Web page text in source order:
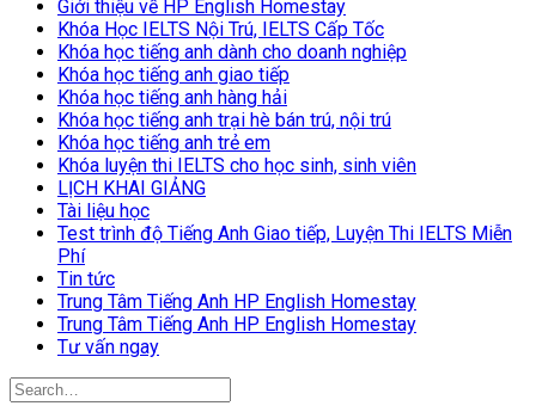
Giới thiệu về HP English Homestay
Khóa Học IELTS Nội Trú, IELTS Cấp Tốc
Khóa học tiếng anh dành cho doanh nghiệp
Khóa học tiếng anh giao tiếp
Khóa học tiếng anh hàng hải
Khóa học tiếng anh trại hè bán trú, nội trú
Khóa học tiếng anh trẻ em
Khóa luyện thi IELTS cho học sinh, sinh viên
LỊCH KHAI GIẢNG
Tài liệu học
Test trình độ Tiếng Anh Giao tiếp, Luyện Thi IELTS Miễn
Phí
Tin tức
Trung Tâm Tiếng Anh HP English Homestay
Trung Tâm Tiếng Anh HP English Homestay
Tư vấn ngay